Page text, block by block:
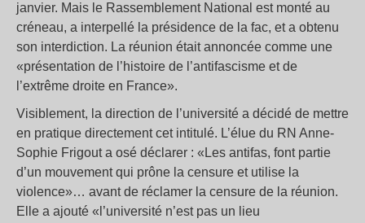
janvier. Mais le Rassemblement National est monté au
créneau, a interpellé la présidence de la fac, et a obtenu
son interdiction. La réunion était annoncée comme une
«présentation de l’histoire de l’antifascisme et de
l’extrême droite en France».
Visiblement, la direction de l’université a décidé de mettre
en pratique directement cet intitulé. L’élue du RN Anne-
Sophie Frigout a osé déclarer : «Les antifas, font partie
d’un mouvement qui prône la censure et utilise la
violence»… avant de réclamer la censure de la réunion.
Elle a ajouté «l’université n’est pas un lieu